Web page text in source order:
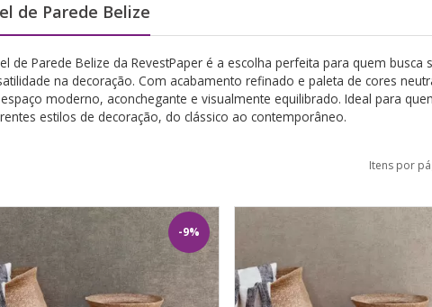
de Parede Belize
de Parede Belize da RevestPaper é a escolha perfeita para quem
na decoração. Com acabamento refinado e paleta de cores
moderno, aconchegante e visualmente equilibrado. Ideal para
estilos de decoração, do clássico ao contemporâneo.
Itens por
-9%